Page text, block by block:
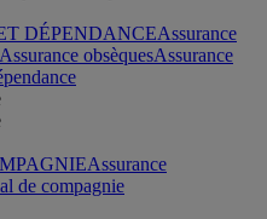
DÉPENDANCEAssurance
Assurance obsèquesAssurance
Assurance
de compagnie